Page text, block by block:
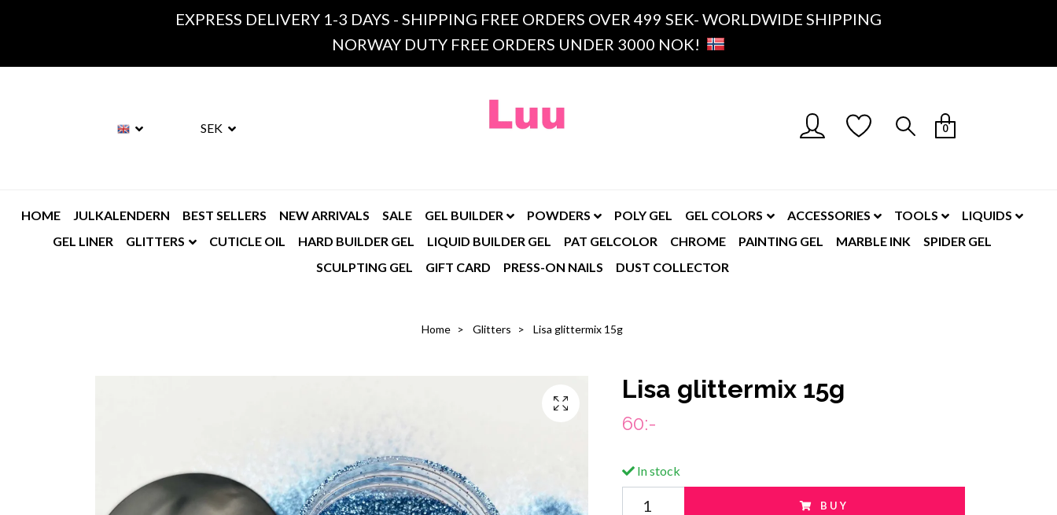
EXPRESS DELIVERY 1-3 DAYS - SHIPPING FREE ORDERS OVER 499 SEK- WORLDWIDE SHIPPING
NORWAY DUTY FREE ORDERS UNDER 3000 NOK!
SEK 0
HOME JULKALENDERN BEST SELLERS NEW ARRIVALS SALE GEL BUILDER POWDERS POLY GEL GEL COLORS ACCESSORIES TOOLS
LIQUIDS
GEL LINER
GLITTERS CUTICLE OIL HARD BUILDER GEL LIQUID BUILDER GEL PAT GELCOLOR CHROME PAINTING GEL MARBLE INK
SPIDER GEL
SCULPTING GEL
GIFT CARD PRESS-ON NAILS DUST COLLECTOR
Home Glitters Lisa glittermix 15g
Lisa glittermix 15g
60:-
In stock
BUY